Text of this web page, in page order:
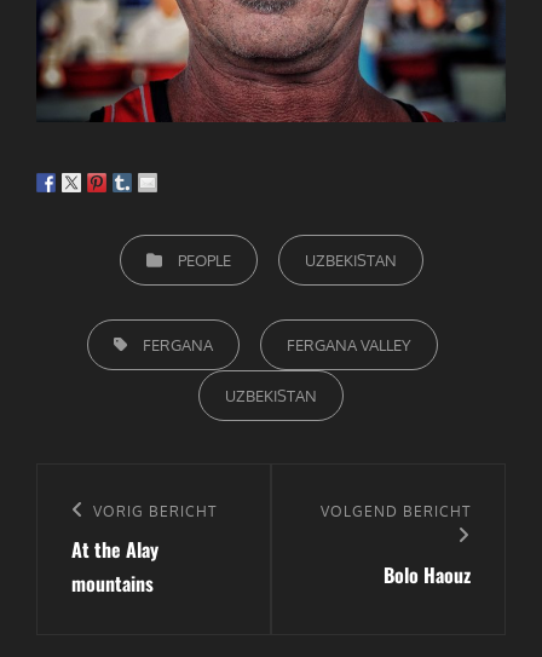
CATEGORIEËN
PEOPLE UZBEKISTAN
TAGS,
FERGANA FERGANA VALLEY
UZBEKISTAN
navigatie
Vorig
bericht
VORIG BERICHT
At the Alay
mountains
Volgend
VOLGEND BERICHT
Bolo Haouz